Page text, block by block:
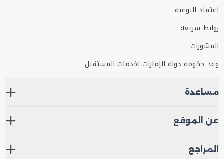
اعتماد النوعية
روابط سريعة
المشورات
وعد حكومة دولة الإمارات لخدمات المستقبل
مساعدة
عن الموقع
المراجع